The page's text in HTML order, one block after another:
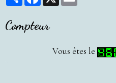
Compteur
Vous êtes le